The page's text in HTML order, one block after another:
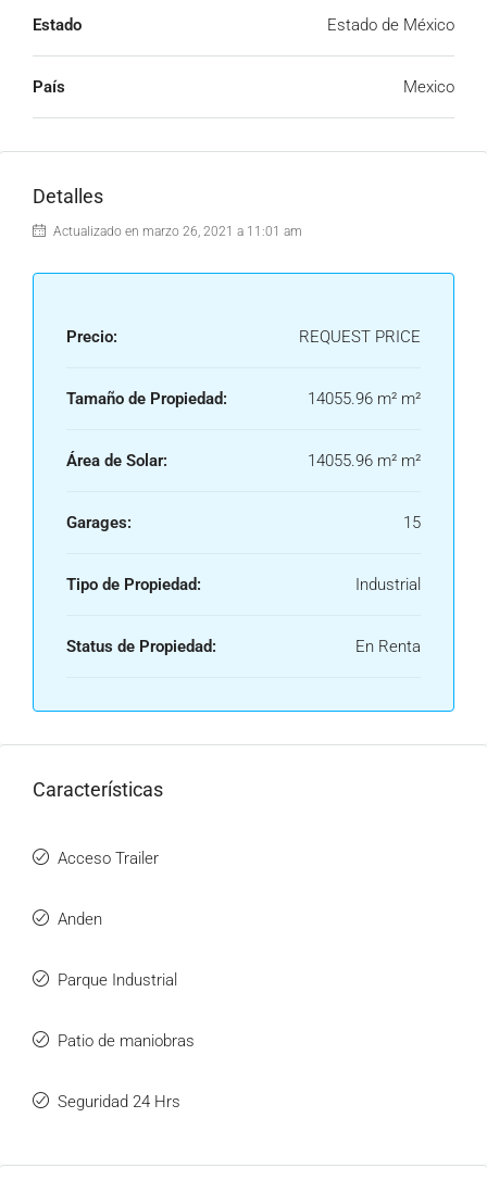
Estado Estado de México
País Mexico
Detalles
Actualizado en marzo 26, 2021 a 11:01 am
Precio: REQUEST PRICE
Tamaño de Propiedad: 14055.96 m² m²
Área de Solar: 14055.96 m² m²
Garages: 15
Tipo de Propiedad: Industrial
Status de Propiedad: En Renta
Características
Acceso Trailer
Anden
Parque Industrial
Patio de maniobras
Seguridad 24 Hrs